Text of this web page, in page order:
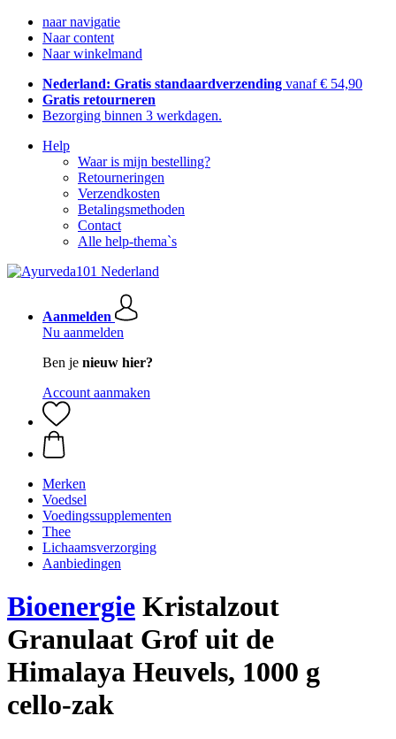
naar navigatie
Naar content
Naar winkelmand
Nederland: Gratis standaardverzending vanaf € 54,90
Gratis retourneren
Bezorging binnen 3 werkdagen.
Help
Waar is mijn bestelling?
Retourneringen
Verzendkosten
Betalingsmethoden
Contact
Alle help-thema`s
Aanmelden
Nu aanmelden
Ben je nieuw hier?
Account aanmaken
Merken
Voedsel
Voedingssupplementen
Thee
Lichaamsverzorging
Aanbiedingen
Bioenergie Kristalzout
Granulaat Grof uit de
Himalaya Heuvels, 1000 g
cello-zak